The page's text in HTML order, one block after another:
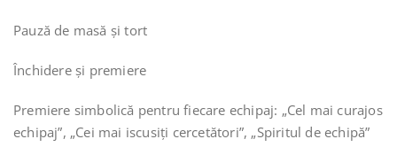
Pauză de masă și tort
Închidere și premiere
Premiere simbolică pentru fiecare echipaj: „Cel mai curajos
echipaj”, „Cei mai iscusiți cercetători”, „Spiritul de echipă”